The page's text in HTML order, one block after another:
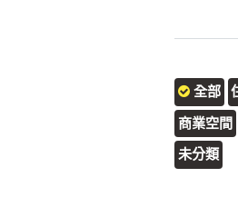
全部
商業空間
未分類